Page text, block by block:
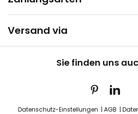
Versand via
Sie finden uns
Datenschutz-Einstellungen AGB